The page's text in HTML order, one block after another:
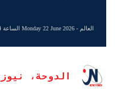
العالم - Monday 22 June 2026 الساعة 04:04 pm
الدوحة،